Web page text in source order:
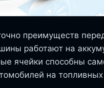
преимуществ
работают на
ячейки способны
на